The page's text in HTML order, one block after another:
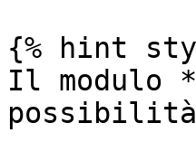
{% hint
Il modulo